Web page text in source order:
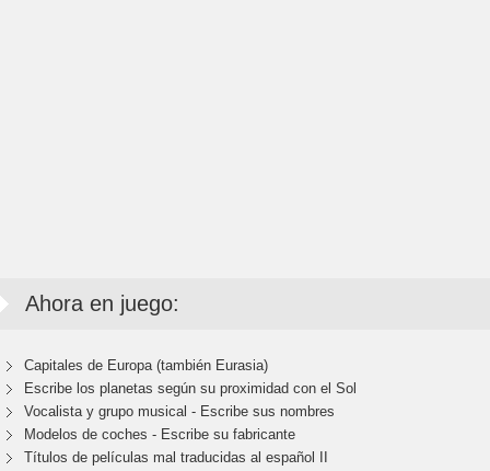
Ahora en juego:
Capitales de Europa (también Eurasia)
Escribe los planetas según su proximidad con el Sol
Vocalista y grupo musical - Escribe sus nombres
Modelos de coches - Escribe su fabricante
Títulos de películas mal traducidas al español II